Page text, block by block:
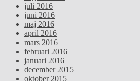
juli 2016
juni 2016
maj 2016
april 2016
mars 2016
februari 2016
januari 2016
december 2015
oktober 2015